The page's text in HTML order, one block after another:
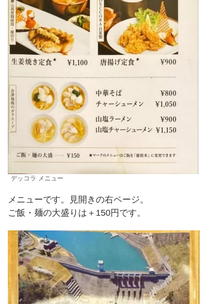
デッコラ メニュー
メニューです。見開きの右ページ。
ご飯・麺の大盛りは＋150円です。